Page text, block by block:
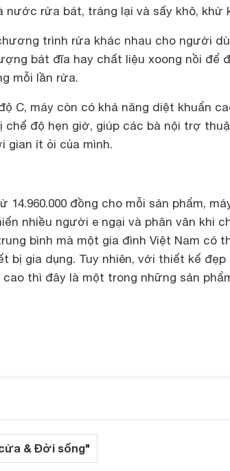
nước rửa bát, tráng lại và sấy khô, khử
trình rửa khác nhau cho người
bát đĩa hay chất liệu xoong nồi để
mỗi lần rửa.
C, máy còn có khả năng diệt khuẩn
chế độ hẹn giờ, giúp các bà nội trợ
gian ít ỏi của mình.
14.960.000 đồng cho mỗi sản phẩm,
nhiều người e ngại và phân vân khi
bình mà một gia đình Việt Nam có
bị gia dụng. Tuy nhiên, với thiết kế
thì đây là một trong những sản
& Đời sống"